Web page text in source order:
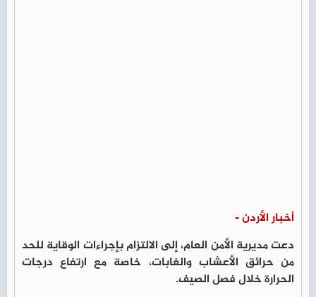
أخبار الأردن -
دعت مديرية الأمن العام، إلى الالتزام بإجراءات الوقاية للحد
من حرائق الأعشاب والغابات، خاصة مع ارتفاع درجات
الحرارة خلال فصل الصيف.